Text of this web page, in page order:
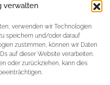
verwalten
verwenden wir Technologien
speichern und/oder darauf
zustimmen, können wir Daten
auf dieser Website verarbeiten.
oder zurückziehen, kann dies
FÜR HÄNDLER
MESSEN
VERTRETUNGEN